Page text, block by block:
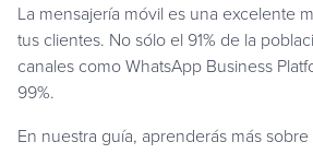
La mensajería móvil es una excelente
tus clientes. No sólo el 91% de la
canales como WhatsApp Business
99%.
En nuestra guía, aprenderás más sobre